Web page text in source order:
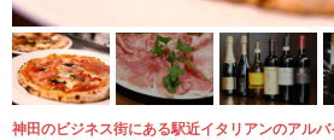
神田のビジネス街にある駅近イタリアンのアル